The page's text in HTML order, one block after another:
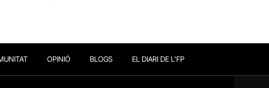
OPINIÓ BLOGS EL DIARI DE L’FP